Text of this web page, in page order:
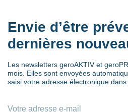
Envie d’être
dernières
Les newsletters geroAKTIV et
mois. Elles sont envoyées
saisi votre adresse électronique